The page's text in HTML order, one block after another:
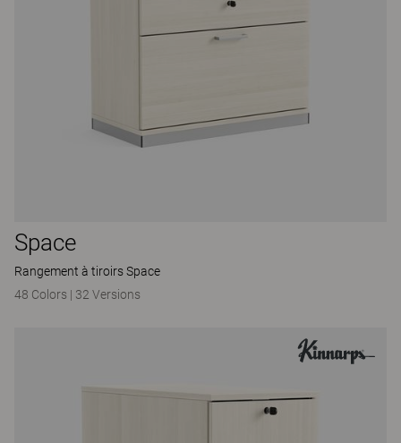
Space
Rangement à tiroirs Space
48 Colors | 32 Versions